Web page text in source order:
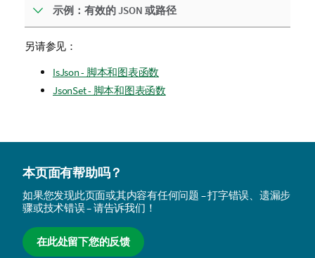
示例：有效的 JSON 或路径
另请参见：
IsJson - 脚本和图表函数
JsonSet - 脚本和图表函数
本页面有帮助吗？
如果您发现此页面或其内容有任何问题 – 打字错误、遗漏步
骤或技术错误 – 请告诉我们！
在此处留下您的反馈